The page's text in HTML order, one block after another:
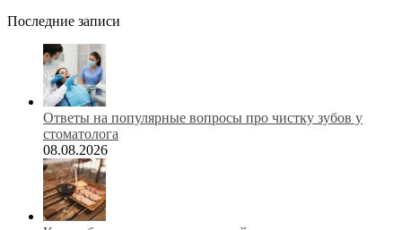
Последние записи
Ответы на популярные вопросы про чистку зубов у
стоматолога
08.08.2026